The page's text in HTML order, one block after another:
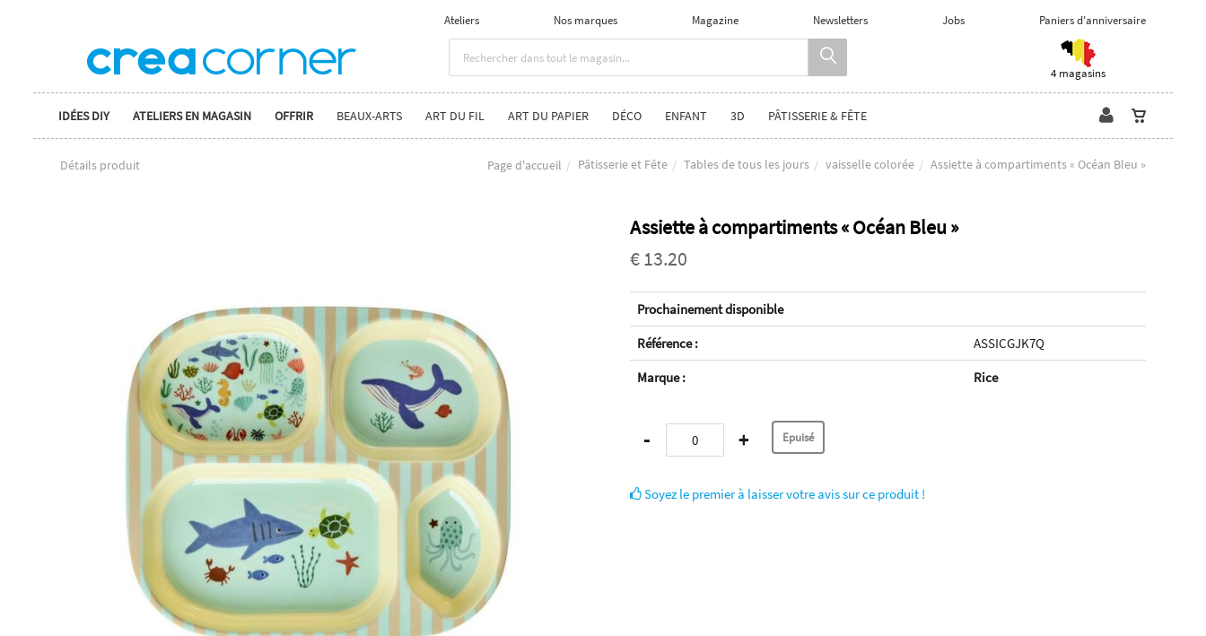
Ateliers Nos marques Magazine Newsletters Jobs Paniers d'anniversaire
4 magasins
IDÉES DIY ATELIERS EN MAGASIN OFFRIR BEAUX-ARTS ART DU FIL ART DU PAPIER DÉCO ENFANT 3D PÂTISSERIE & FÊTE
Détails produit Page d'accueil Pâtisserie et Fête Tables de tous les jours vaisselle colorée Assiette à compartiments « Océan Bleu »
Assiette à compartiments « Océan Bleu »
€ 13.20
Prochainement disponible
Référence :
ASSICGJK7Q
Marque :
Rice
- +
Soyez le premier à laisser votre avis sur ce produit !